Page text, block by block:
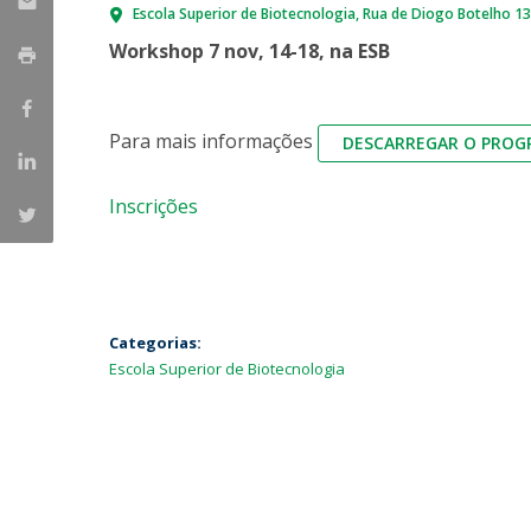
Parcerias Estratégicas
Iniciativas Nacionais
Clube de Inovação e Conhecimento
Escola Superior de Biotecnologia Rua de Diogo Botelho
Workshop 7 nov, 14-18, na ESB
Para mais informações DESCARREGAR O
Inscrições
Categorias:
Escola Superior de Biotecnologia